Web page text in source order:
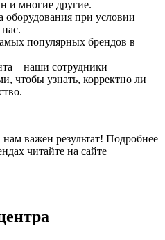
и многие другие.
оборудования при условии
популярных брендов в
– наши сотрудники
чтобы узнать, корректно ли
важен результат! Подробнее
читайте на сайте